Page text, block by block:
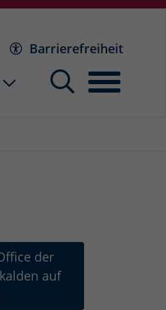
Barrierefreiheit
der
auf